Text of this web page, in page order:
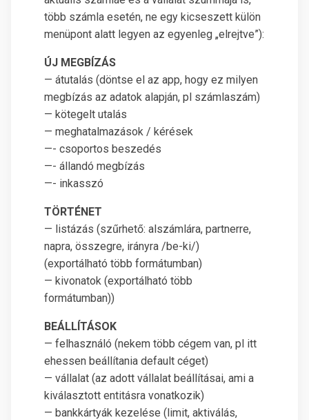
több számla esetén, ne egy kicseszett külön
menüpont alatt legyen az egyenleg „elrejtve”):
ÚJ MEGBÍZÁS
— átutalás (döntse el az app, hogy ez milyen
megbízás az adatok alapján, pl számlaszám)
— kötegelt utalás
— meghatalmazások / kérések
—- csoportos beszedés
—- állandó megbízás
—- inkasszó
TÖRTÉNET
— listázás (szűrhető: alszámlára, partnerre,
napra, összegre, irányra /be-ki/)
(exportálható több formátumban)
— kivonatok (exportálható több
formátumban))
BEÁLLÍTÁSOK
— felhasználó (nekem több cégem van, pl itt
ehessen beállítania default céget)
— vállalat (az adott vállalat beállításai, ami a
kiválasztott entitásra vonatkozik)
— bankkártyák kezelése (limit, aktiválás,